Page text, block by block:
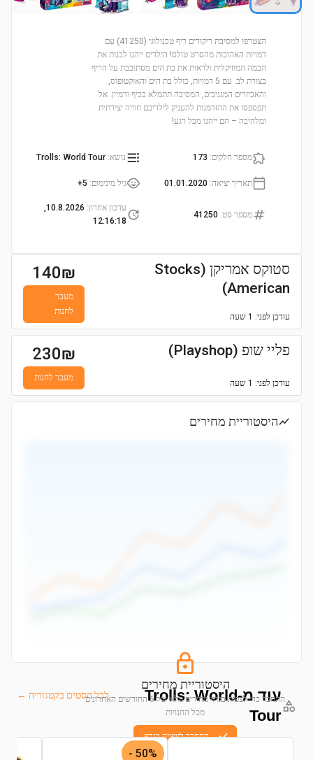
הצטרפו למסיבת ריקודים ריף טכנולוגי (41250) עם
דמויות האהובות מהסרט טולס! הילדים ייהנו לבנות את
הבמה המוזיקלית ולראות את בת הים מסתובבת על הריף
בצורת לב. עם 5 דמויות, כולל בת הים והאוקטופוס,
והאביזרים המגניבים, המסיבה תתמלא בכיף ודמיון. אל
תפספסו את ההזדמנות להעניק לילדיכם חוויה יצירתית
ומלהיבה – הם ייהנו מכל רגע!
מספר חלקים:
173 נושא:
Trolls: World Tour
תאריך יציאה:
01.01.2020 גיל מינימום:
5+
מספר סט:
41250
עדכון אחרון:
10.8.2026,
12:16:18
סטוקס אמריקן (Stocks
American)
עודכן לפני: 1 שעה
140₪
מעבר
לחנות
פליי שופ (Playshop)
עודכן לפני: 1 שעה
230₪
מעבר לחנות
היסטוריית מחירים
היסטוריית מחירים
התחבר כדי לצפות בגרף מחירים מלא של 6 החודשים האחרונים
מכל החנויות
התחבר לצפייה בגרף
עוד מ-Trolls: World
Tour
לכל הסטים בקטגוריה ←
50% -